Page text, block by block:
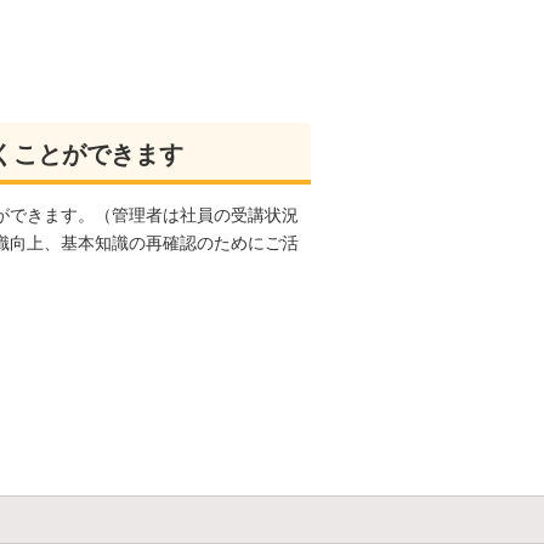
ことができます
きます。（管理者は社員の受講状況
上、基本知識の再確認のためにご活